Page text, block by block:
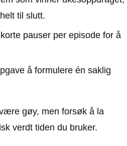
til slutt.
pauser per episode for å
å formulere én saklig
gøy, men forsøk å la
verdt tiden du bruker.